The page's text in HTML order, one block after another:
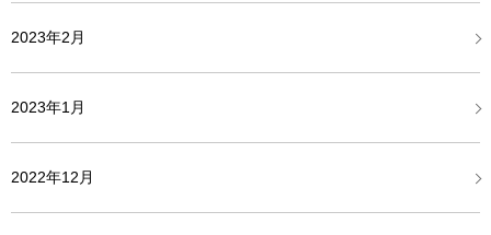
2023年2月
2023年1月
2022年12月